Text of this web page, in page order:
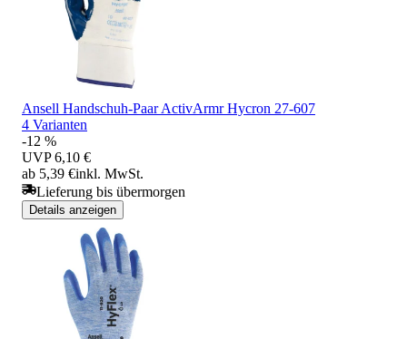
Ansell Handschuh-Paar ActivArmr Hycron 27-607
4 Varianten
-12 %
UVP 6,10 €
ab 5,39 €inkl. MwSt.
Lieferung bis übermorgen
Details anzeigen